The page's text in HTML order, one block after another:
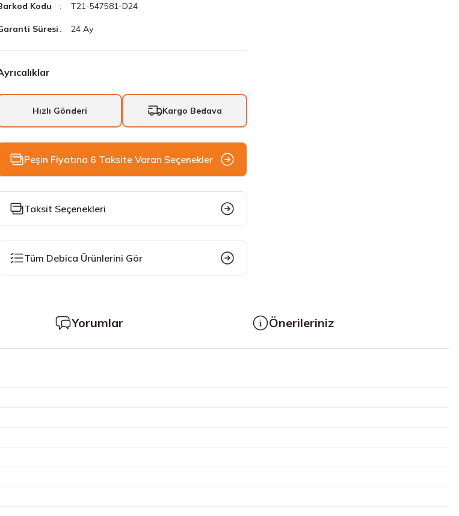
Kodu T21-547581-D24
Süresi 24 Ay
Hızlı Gönderi Kargo Bedava
Peşin Fiyatına 6 Taksite Varan Seçenekler
Taksit Seçenekleri
Tüm Debica Ürünlerini Gör
Yorumlar Önerileriniz